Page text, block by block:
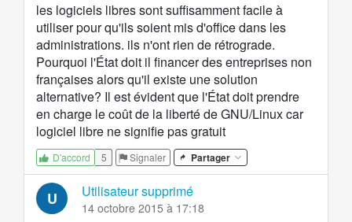
les logiciels libres sont suffisamment facile à
utiliser pour qu'ils soient mis d'office dans les
administrations. ils n'ont rien de rétrograde.
Pourquoi l'État doit il financer des entreprises non
françaises alors qu'il existe une solution
alternative? Il est évident que l'État doit prendre
en charge le coût de la liberté de GNU/Linux car
logiciel libre ne signifie pas gratuit
D'accord 5 Signaler Partager
U Utilisateur supprimé
14 octobre 2015 à 17:18